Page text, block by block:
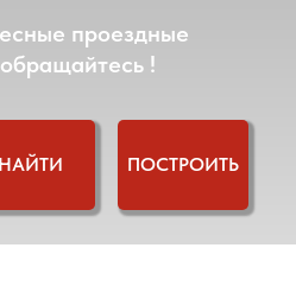
НАЙТИ ПОСТРОИТЬ
проездные
!